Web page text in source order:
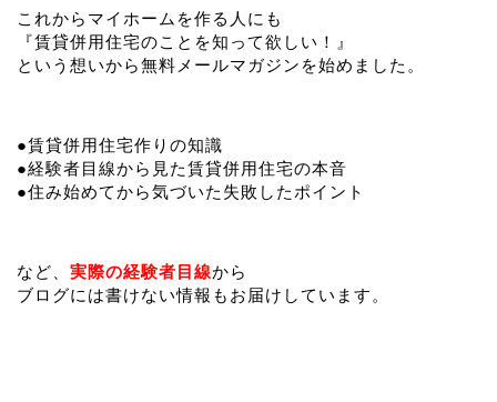
これからマイホームを作る人にも
『賃貸併用住宅のことを知って欲しい！』
という想いから無料メールマガジンを始めました。
●賃貸併用住宅作りの知識
●経験者目線から見た賃貸併用住宅の本音
●住み始めてから気づいた失敗したポイント
など、 実際の経験者目線から
ブログには書けない情報もお届けしています。